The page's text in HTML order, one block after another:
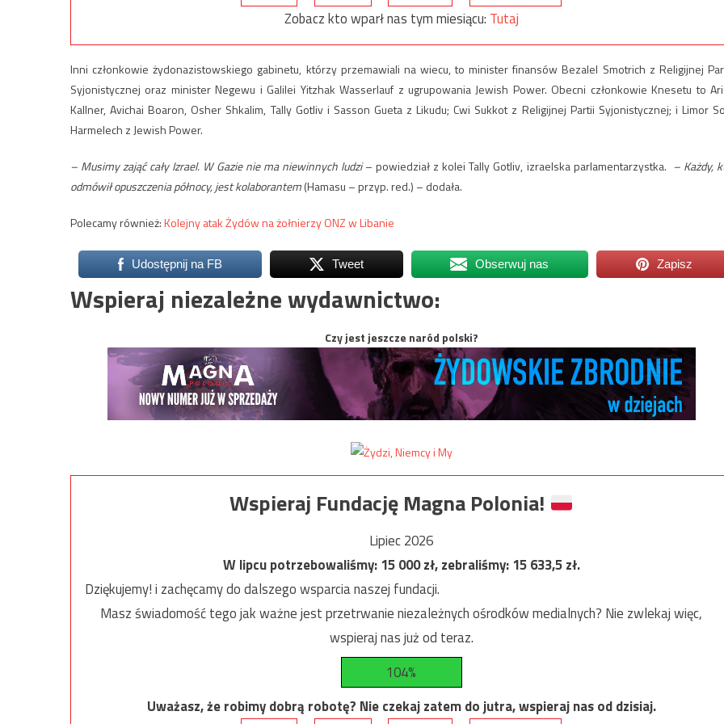
Zobacz kto wparł nas tym miesiącu: Tutaj
Inni członkowie żydonazistowskiego gabinetu, którzy przemawiali na wiecu, to minister finansów Bezalel Smotrich z Religijnej
Syjonistycznej oraz minister Negewu i Galilei Yitzhak Wasserlauf z ugrupowania Jewish Power. Obecni członkowie Knesetu to
Kallner, Avichai Boaron, Osher Shkalim, Tally Gotliv i Sasson Gueta z Likudu; Cwi Sukkot z Religijnej Partii Syjonistycznej; i Limor
Harmelech z Jewish Power.
– Musimy zająć cały Izrael. W Gazie nie ma niewinnych ludzi– powiedział z kolei Tally Gotliv, izraelska parlamentarzystka. – Każdy,
odmówił opuszczenia północy, jest kolaborantem(Hamasu – przyp. red.) – dodała.
Polecamy również:Kolejny atak Żydów na żołnierzy ONZ w Libanie
Udostępnij na FB Tweet Obserwuj nas Zapisz
Wspieraj niezależne wydawnictwo:
Czy jest jeszcze naród polski?
Wspieraj Fundację Magna Polonia!
Lipiec 2026
W lipcu potrzebowaliśmy:15 000zł, zebraliśmy:15 633,5zł.
Dziękujemy! i zachęcamy do dalszego wsparcia naszej fundacji.
Masz świadomość tego jak ważne jest przetrwanie niezależnych ośrodków medialnych? Nie zwlekaj więc,
wspieraj nas już od teraz.
104%
Uważasz, że robimy dobrą robotę? Nie czekaj zatem do jutra, wspieraj nas od dzisiaj.